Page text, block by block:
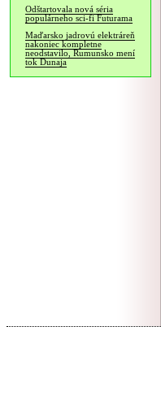
Odštartovala nová séria
populárneho sci-fi Futurama
Maďarsko jadrovú elektráreň
nakoniec kompletne
neodstavilo, Rumunsko mení
tok Dunaja